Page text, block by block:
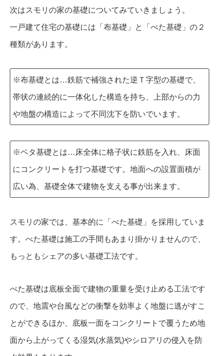
次はスモリの家の基礎についてみていきましょう。
一戸建て住宅の基礎には「布基礎」と「べた基礎」の２
種類があります。
※布基礎とは…鉄筋で補強された逆Ｔ字型の基礎で、
帯状の連続的に一体化した構造を持ち、上部からの力
や地盤の構造によって不同沈下を防いでいます。
※ベタ基礎とは…床全体に格子状に鉄筋を入れ、床面
にコンクリートを打つ基礎です。地面への設置面積が
広い為、基礎全体で建物を支える事が出来ます。
スモリの家では、基本的に「べた基礎」を採用していま
す。べた基礎は施工の手間もあまり掛かりませんので、
もっともシェアの多い基礎工法です。
べた基礎は底板全面で建物の重量を受け止める工法です
ので、地震や台風などの衝撃を効率よく地盤に逃がすこ
とができるほか、底板一面をコンクリートで覆うため地
面から上がってくる湿気(水蒸気)やシロアリの侵入を防